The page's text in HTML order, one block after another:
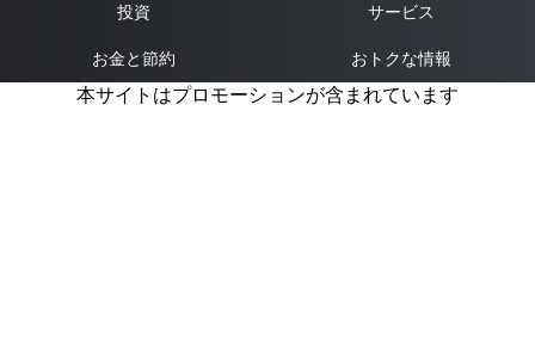
投資 サービス
お金と節約 おトクな情報
本サイトはプロモーションが含まれています